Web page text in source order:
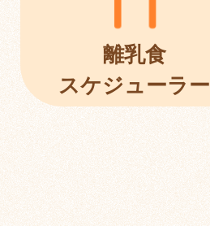
離乳食
スケジューラー